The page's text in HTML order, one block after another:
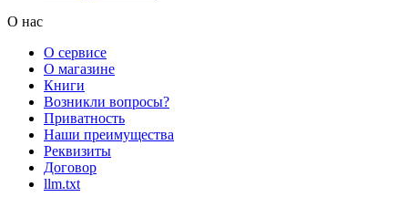
О нас
О сервисе
О магазине
Книги
Возникли вопросы?
Приватность
Наши преимущества
Реквизиты
Договор
llm.txt